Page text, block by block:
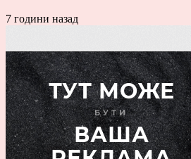
7 години назад